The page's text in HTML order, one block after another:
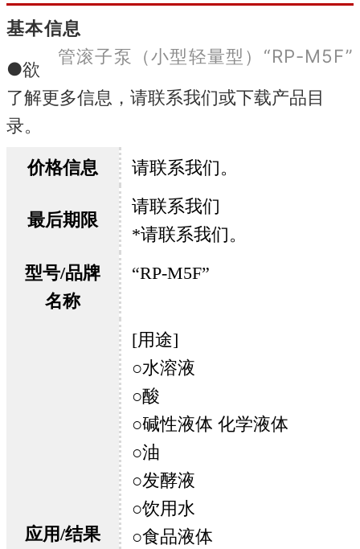
基本信息
管滚子泵（小型轻量型）“RP-M5F”
●欲
了解更多信息，请联系我们或下载产品目
录。
价格信息 请联系我们。
最后期限
请联系我们
*请联系我们。
型号/品牌
名称
“RP-M5F”
应用/结果
[用途]
○水溶液
○酸
○碱性液体 化学液体
○油
○发酵液
○饮用水
○食品液体